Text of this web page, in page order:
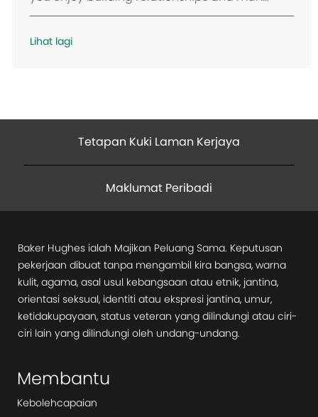
Lihat lagi
Tetapan Kuki Laman Kerjaya
Maklumat Peribadi
Baker Hughes ialah Majikan Peluang Sama. Keputusan
pekerjaan dibuat tanpa mengambil kira bangsa, warna
kulit, agama, asal usul kebangsaan atau etnik, jantina,
orientasi seksual, identiti atau ekspresi jantina, umur,
ketidakupayaan, status veteran yang dilindungi atau ciri-
ciri lain yang dilindungi oleh undang-undang.
Membantu
Kebolehcapaian